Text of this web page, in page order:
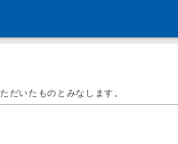
だいたものとみなします。